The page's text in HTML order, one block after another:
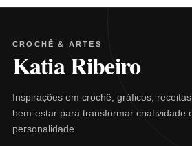
CROCHÊ & ARTES
Katia Ribeiro
Inspirações em crochê, gráficos,
bem-estar para transformar criatividade
personalidade.